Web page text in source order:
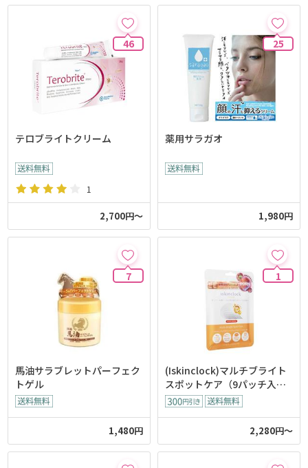
46
テロブライトクリーム
1
2,700円～
25
薬用サラガオ
1,980円
7
馬油サラブレットパーフェク
トゲル
1,480円
1
(Iskinclock)マルチブライト
スポットケア（9パッチ入
り）
2,280円～